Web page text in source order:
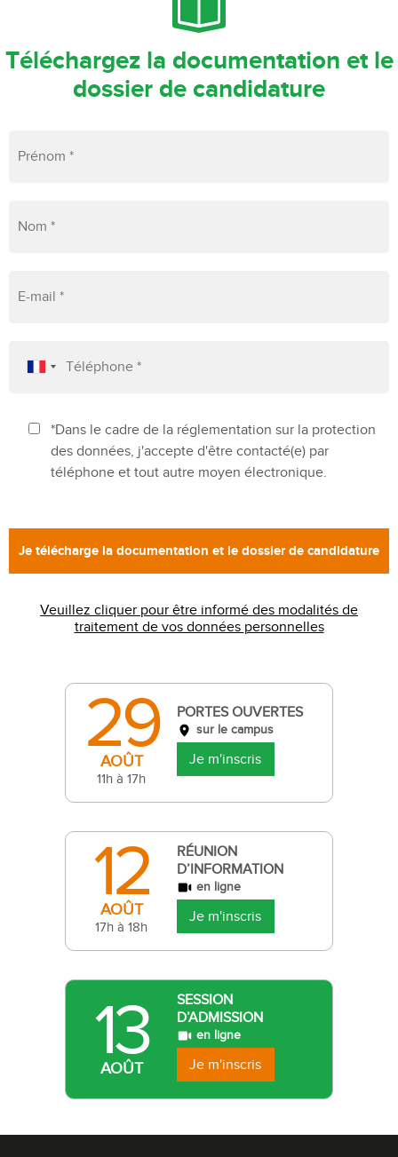
Téléchargez la documentation et le
dossier de candidature
*Dans le cadre de la réglementation sur la protection
des données, j'accepte d'être contacté(e) par
téléphone et tout autre moyen électronique.
Veuillez cliquer pour être informé des modalités de
traitement de vos données personnelles
29
AOÛT
11h à 17h
PORTES OUVERTES
sur le campus
Je m'inscris
12
AOÛT
17h à 18h
RÉUNION
D’INFORMATION
en ligne
Je m'inscris
13
AOÛT
SESSION
D’ADMISSION
en ligne
Je m'inscris